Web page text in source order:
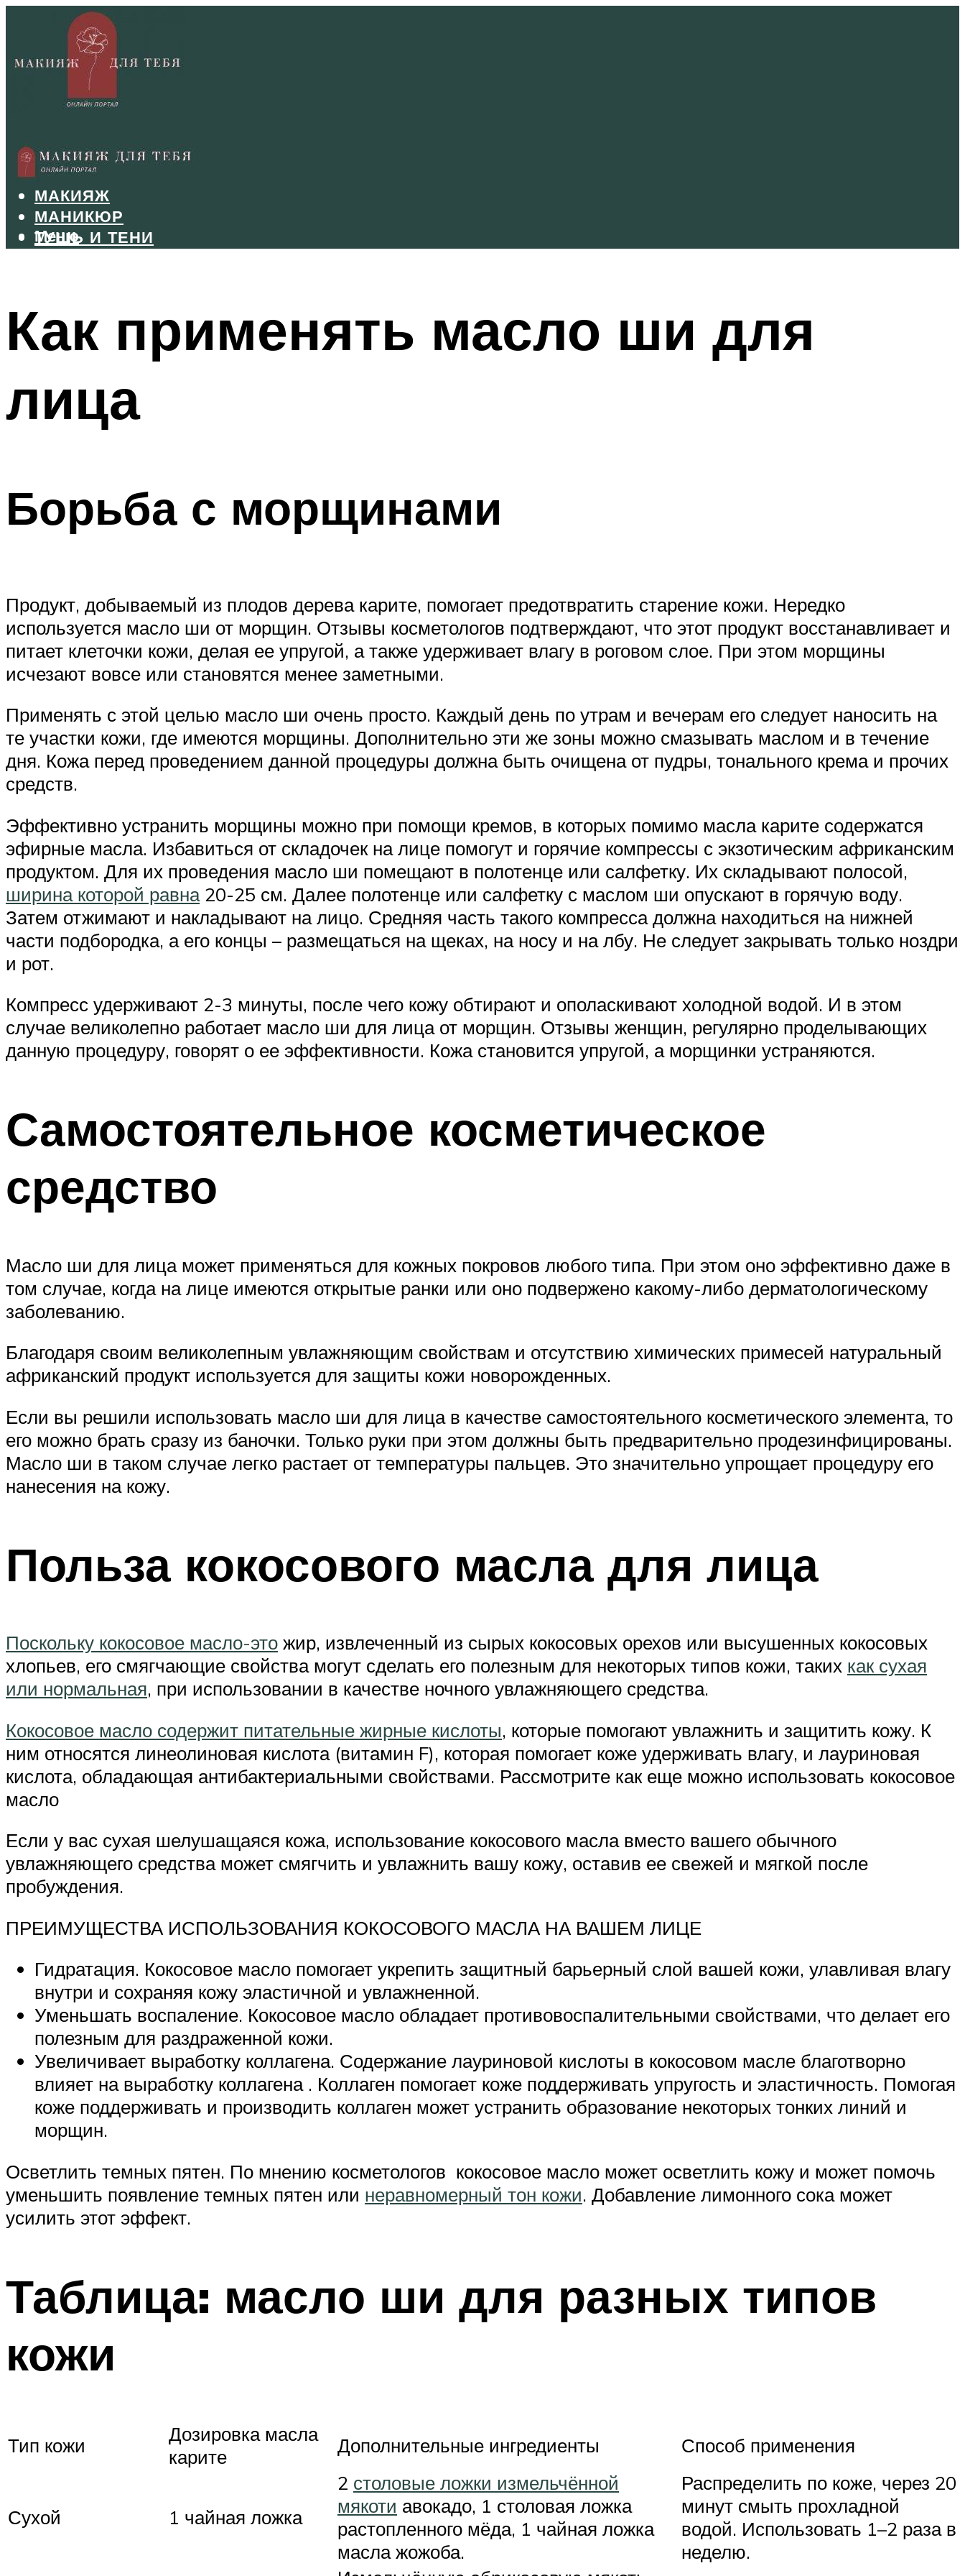
БРОВИ
ВОЛОСЫ
МАКИЯЖ
МАНИКЮР
ТУШЬ И ТЕНИ
Меню
Как применять масло ши для
лица
Борьба с морщинами
Продукт, добываемый из плодов дерева карите, помогает предотвратить старение кожи. Нередко
используется масло ши от морщин. Отзывы косметологов подтверждают, что этот продукт восстанавливает и
питает клеточки кожи, делая ее упругой, а также удерживает влагу в роговом слое. При этом морщины
исчезают вовсе или становятся менее заметными.
Применять с этой целью масло ши очень просто. Каждый день по утрам и вечерам его следует наносить на
те участки кожи, где имеются морщины. Дополнительно эти же зоны можно смазывать маслом и в течение
дня. Кожа перед проведением данной процедуры должна быть очищена от пудры, тонального крема и прочих
средств.
Эффективно устранить морщины можно при помощи кремов, в которых помимо масла карите содержатся
эфирные масла. Избавиться от складочек на лице помогут и горячие компрессы с экзотическим африканским
продуктом. Для их проведения масло ши помещают в полотенце или салфетку. Их складывают полосой,
ширина которой равна20-25 см. Далее полотенце или салфетку с маслом ши опускают в горячую воду.
Затем отжимают и накладывают на лицо. Средняя часть такого компресса должна находиться на нижней
части подбородка, а его концы – размещаться на щеках, на носу и на лбу. Не следует закрывать только ноздри
и рот.
Компресс удерживают 2-3 минуты, после чего кожу обтирают и ополаскивают холодной водой. И в этом
случае великолепно работает масло ши для лица от морщин. Отзывы женщин, регулярно проделывающих
данную процедуру, говорят о ее эффективности. Кожа становится упругой, а морщинки устраняются.
Самостоятельное косметическое
средство
Масло ши для лица может применяться для кожных покровов любого типа. При этом оно эффективно даже в
том случае, когда на лице имеются открытые ранки или оно подвержено какому-либо дерматологическому
заболеванию.
Благодаря своим великолепным увлажняющим свойствам и отсутствию химических примесей натуральный
африканский продукт используется для защиты кожи новорожденных.
Если вы решили использовать масло ши для лица в качестве самостоятельного косметического элемента, то
его можно брать сразу из баночки. Только руки при этом должны быть предварительно продезинфицированы.
Масло ши в таком случае легко растает от температуры пальцев. Это значительно упрощает процедуру его
нанесения на кожу.
Польза кокосового масла для лица
Поскольку кокосовое масло-это жир, извлеченный из сырых кокосовых орехов или высушенных кокосовых
хлопьев, его смягчающие свойства могут сделать его полезным для некоторых типов кожи, таких как сухая
или нормальная, при использовании в качестве ночного увлажняющего средства.
Кокосовое масло содержит питательные жирные кислоты, которые помогают увлажнить и защитить кожу. К
ним относятся линеолиновая кислота (витамин F), которая помогает коже удерживать влагу, и лауриновая
кислота, обладающая антибактериальными свойствами. Рассмотрите как еще можно использовать кокосовое
масло
Если у вас сухая шелушащаяся кожа, использование кокосового масла вместо вашего обычного
увлажняющего средства может смягчить и увлажнить вашу кожу, оставив ее свежей и мягкой после
пробуждения.
ПРЕИМУЩЕСТВА ИСПОЛЬЗОВАНИЯ КОКОСОВОГО МАСЛА НА ВАШЕМ ЛИЦЕ
Гидратация. Кокосовое масло помогает укрепить защитный барьерный слой вашей кожи, улавливая влагу
внутри и сохраняя кожу эластичной и увлажненной.
Уменьшать воспаление. Кокосовое масло обладает противовоспалительными свойствами, что делает его
полезным для раздраженной кожи.
Увеличивает выработку коллагена. Содержание лауриновой кислоты в кокосовом масле благотворно
влияет на выработку коллагена . Коллаген помогает коже поддерживать упругость и эластичность. Помогая
коже поддерживать и производить коллаген может устранить образование некоторых тонких линий и
морщин.
Осветлить темных пятен. По мнению косметологов кокосовое масло может осветлить кожу и может помочь
уменьшить появление темных пятен или неравномерный тон кожи. Добавление лимонного сока может
усилить этот эффект.
Таблица: масло ши для разных типов
кожи
Тип кожи
Дозировка масла
карите
Дополнительные ингредиенты Способ применения
Сухой 1 чайная ложка
2 столовые ложки измельчённой
мякоти авокадо, 1 столовая ложка
растопленного мёда, 1 чайная ложка
масла жожоба.
Распределить по коже, через 20
минут смыть прохладной
водой. Использовать 1–2 раза в
неделю.